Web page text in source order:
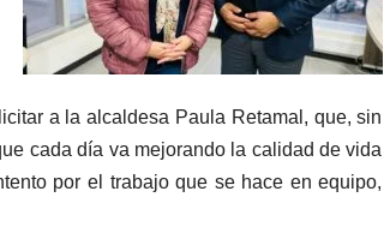
a la alcaldesa Paula Retamal, que, sin
cada día va mejorando la calidad de vida
por el trabajo que se hace en equipo,